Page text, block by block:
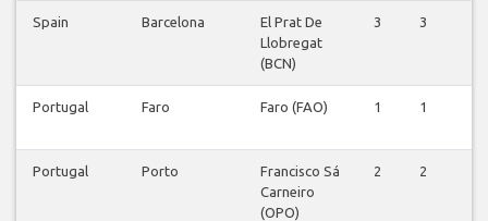
Spain Barcelona
El Prat De
Llobregat
(BCN)
3 3
Portugal Faro Faro (FAO) 1 1
Portugal Porto
Francisco Sá
Carneiro
(OPO)
2 2